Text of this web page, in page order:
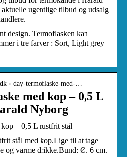
ugentlige tilbud og udsalg
design. Termoflasken kan
i tre farver : Sort, Light grey
› day-termoflaske-med-…
med kop – 0,5 L
Nyborg
– 0,5 L rustfrit stål
stål med kop.Lige til at tage
og varme drikke.Bund: Ø. 6 cm.